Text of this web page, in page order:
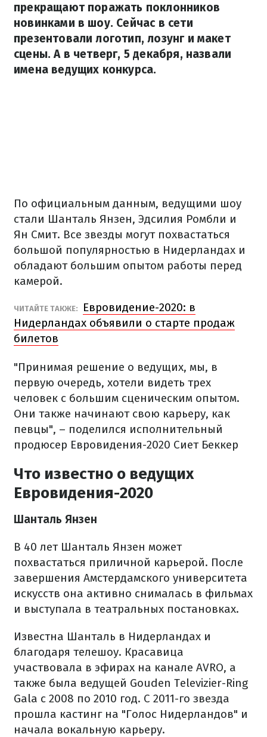
прекращают поражать поклонников
новинками в шоу. Сейчас в сети
презентовали логотип, лозунг и макет
сцены. А в четверг, 5 декабря, назвали
имена ведущих конкурса.
По официальным данным, ведущими шоу
стали Шанталь Янзен, Эдсилия Ромбли и
Ян Смит. Все звезды могут похвастаться
большой популярностью в Нидерландах и
обладают большим опытом работы перед
камерой.
ЧИТАЙТЕ ТАКЖЕ:
Евровидение-2020: в
Нидерландах объявили о старте продаж
билетов
"Принимая решение о ведущих, мы, в
первую очередь, хотели видеть трех
человек с большим сценическим опытом.
Они также начинают свою карьеру, как
певцы", – поделился исполнительный
продюсер Евровидения-2020 Сиет Беккер
Что известно о ведущих
Евровидения-2020
Шанталь Янзен
В 40 лет Шанталь Янзен может
похвастаться приличной карьерой. После
завершения Амстердамского университета
искусств она активно снималась в фильмах
и выступала в театральных постановках.
Известна Шанталь в Нидерландах и
благодаря телешоу. Красавица
участвовала в эфирах на канале AVRO, а
также была ведущей Gouden Televizier-Ring
Gala с 2008 по 2010 год. С 2011-го звезда
прошла кастинг на "Голос Нидерландов" и
начала вокальную карьеру.